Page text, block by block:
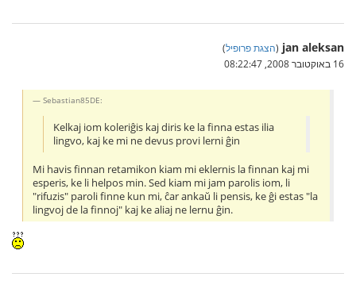
jan aleksan
(הצגת פרופיל)
16 באוקטובר 2008, 08:22:47
Sebastian85DE:
Kelkaj iom koleriĝis kaj diris ke la finna estas ilia
lingvo, kaj ke mi ne devus provi lerni ĝin
Mi havis finnan retamikon kiam mi eklernis la finnan kaj mi
esperis, ke li helpos min. Sed kiam mi jam parolis iom, li
"rifuzis" paroli finne kun mi, ĉar ankaŭ li pensis, ke ĝi estas "la
lingvoj de la finnoj" kaj ke aliaj ne lernu ĝin.